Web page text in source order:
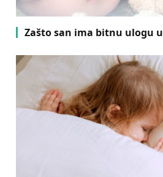
Zašto san ima bitnu ulogu